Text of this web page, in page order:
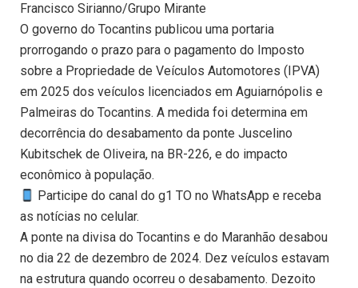
Francisco Sirianno/Grupo Mirante
O governo do Tocantins publicou uma portaria
prorrogando o prazo para o pagamento do Imposto
sobre a Propriedade de Veículos Automotores (IPVA)
em 2025 dos veículos licenciados em Aguiarnópolis e
Palmeiras do Tocantins. A medida foi determina em
decorrência do desabamento da ponte Juscelino
Kubitschek de Oliveira, na BR-226, e do impacto
econômico à população.
Participe do canal do g1 TO no WhatsApp e receba
as notícias no celular.
A ponte na divisa do Tocantins e do Maranhão desabou
no dia 22 de dezembro de 2024. Dez veículos estavam
na estrutura quando ocorreu o desabamento. Dezoito